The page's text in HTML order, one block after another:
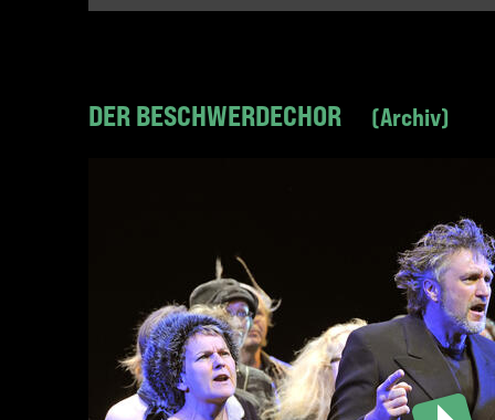
DER BESCHWERDECHOR Archiv